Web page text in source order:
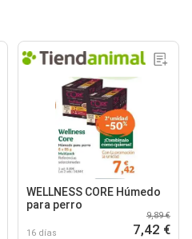
WELLNESS CORE Húmedo
para perro
16 días
9,89 €
7,42 €